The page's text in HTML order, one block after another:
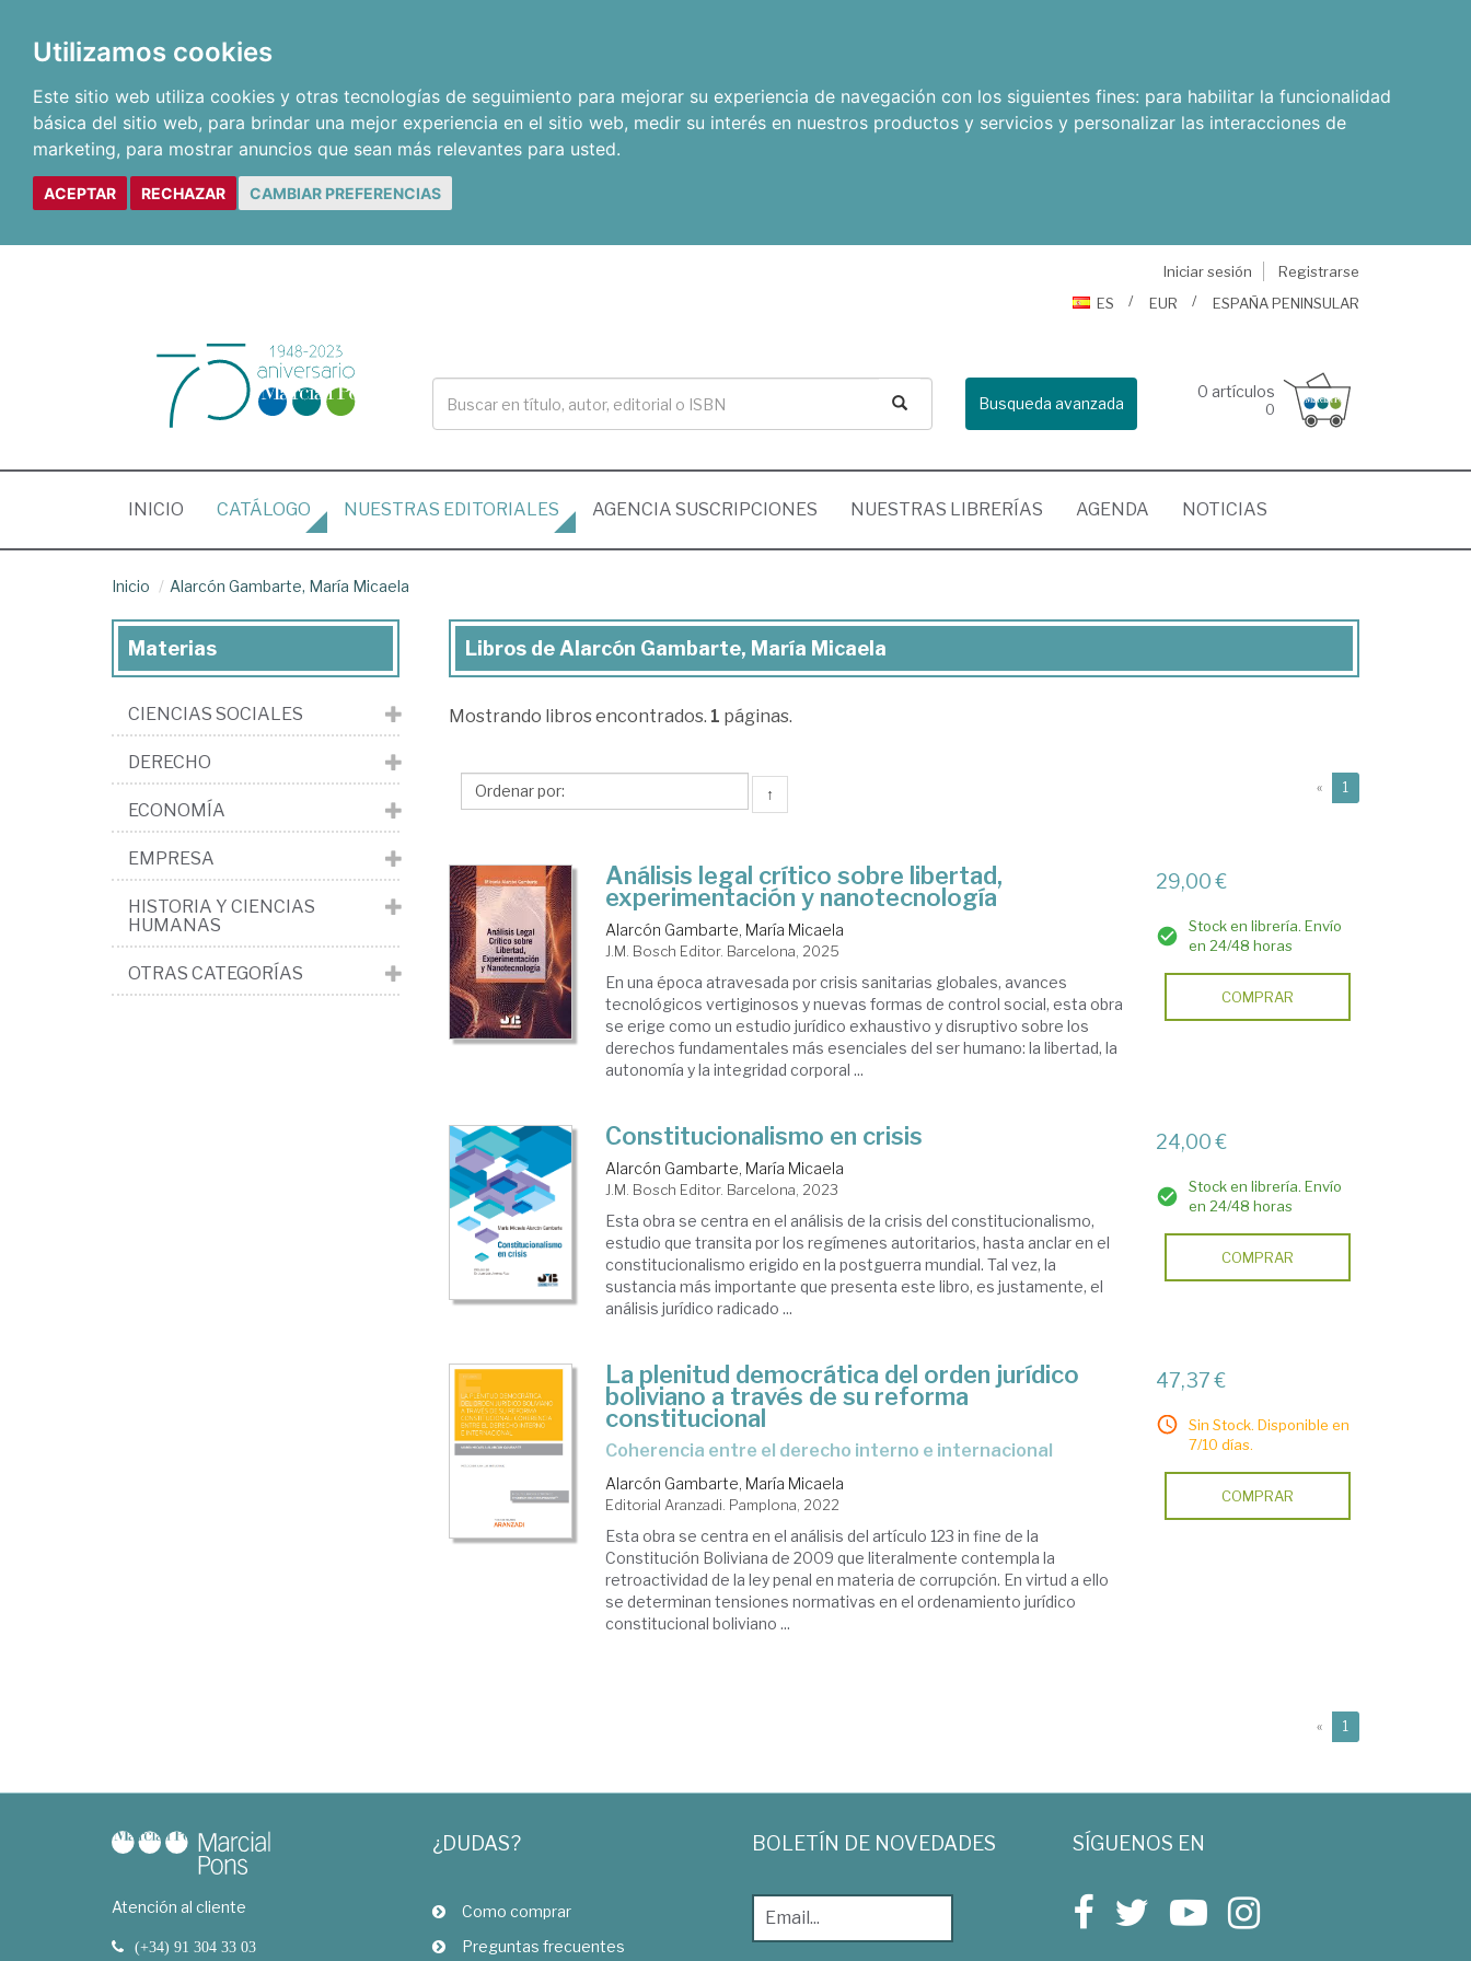
Utilizamos cookies
Este sitio web utiliza cookies y otras tecnologías de seguimiento para mejorar su experiencia de navegación con los siguientes fines: para habilitar la funcionalidad
básica del sitio web, para brindar una mejor experiencia en el sitio web, medir su interés en nuestros productos y servicios y personalizar las interacciones de
marketing, para mostrar anuncios que sean más relevantes para usted.
ACEPTAR RECHAZAR CAMBIAR PREFERENCIAS
Iniciar sesión
Registrarse
ES
EUR ESPAÑA PENINSULAR
Busqueda avanzada
0 artículos
0
INICIO (CURRENT)
CATÁLOGO NUESTRAS EDITORIALES AGENCIA SUSCRIPCIONES NUESTRAS LIBRERÍAS AGENDA NOTICIAS
Inicio Alarcón Gambarte, María Micaela
Libros
Alarcón
María
Libros de Alarcón Gambarte, María Micaela
Mostrando libros encontrados. 1 páginas.
↑ « 1
Análisis legal crítico sobre libertad,
experimentación y nanotecnología
Alarcón Gambarte, María Micaela
J.M. Bosch Editor. Barcelona, 2025
En una época atravesada por crisis sanitarias globales, avances
tecnológicos vertiginosos y nuevas formas de control social, esta obra
se erige como un estudio jurídico exhaustivo y disruptivo sobre los
derechos fundamentales más esenciales del ser humano: la libertad, la
autonomía y la integridad corporal ...
29,00 €
Stock en librería. Envío
en 24/48 horas
COMPRAR
Constitucionalismo en crisis
Alarcón Gambarte, María Micaela
J.M. Bosch Editor. Barcelona, 2023
Esta obra se centra en el análisis de la crisis del constitucionalismo,
estudio que transita por los regímenes autoritarios, hasta anclar en el
constitucionalismo erigido en la postguerra mundial. Tal vez, la
sustancia más importante que presenta este libro, es justamente, el
análisis jurídico radicado ...
24,00 €
Stock en librería. Envío
en 24/48 horas
COMPRAR
La plenitud democrática del orden jurídico
boliviano a través de su reforma
constitucional
coherencia entre el derecho interno e internacional
Alarcón Gambarte, María Micaela
Editorial Aranzadi. Pamplona, 2022
Esta obra se centra en el análisis del artículo 123 in fine de la
Constitución Boliviana de 2009 que literalmente contempla la
retroactividad de la ley penal en materia de corrupción. En virtud a ello
se determinan tensiones normativas en el ordenamiento jurídico
constitucional boliviano ...
47,37 €
Sin Stock. Disponible en
7/10 días.
COMPRAR
« 1
Materias
CIENCIAS SOCIALES
DERECHO
ECONOMÍA
EMPRESA
HISTORIA Y CIENCIAS
HUMANAS
OTRAS CATEGORÍAS
Atención al cliente
(+34) 91 304 33 03
¿DUDAS?
Como comprar
Preguntas frecuentes
BOLETÍN DE NOVEDADES SÍGUENOS EN